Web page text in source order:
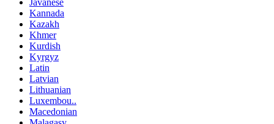
Javanese
Kannada
Kazakh
Khmer
Kurdish
Kyrgyz
Latin
Latvian
Lithuanian
Luxembou..
Macedonian